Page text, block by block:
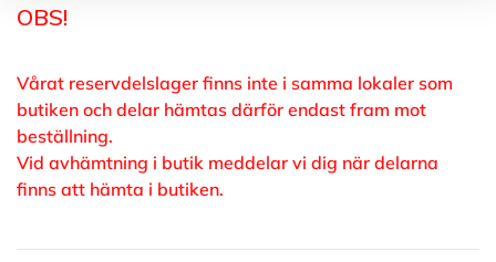
OBS!
Vårat reservdelslager finns inte i samma lokaler som
butiken och delar hämtas därför endast fram mot
beställning.
Vid avhämtning i butik meddelar vi dig när delarna
finns att hämta i butiken.